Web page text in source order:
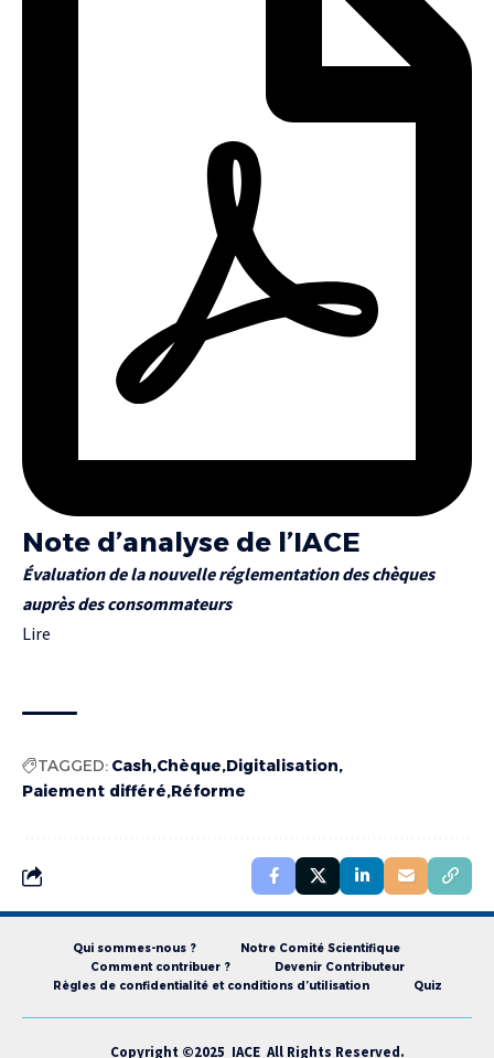
Note d’analyse de l’IACE
Évaluation de la nouvelle réglementation des chèques
auprès des consommateurs
Lire
TAGGED: Cash Chèque Digitalisation
Paiement différé Réforme
Qui sommes-nous ?
Notre Comité Scientifique
Comment contribuer ?
Devenir Contributeur
Règles de confidentialité et conditions d’utilisation
Quiz
Copyright ©2025 IACE All Rights Reserved.